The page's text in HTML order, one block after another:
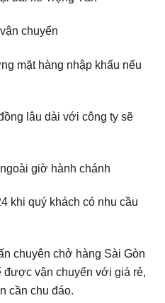
chuyển
mặt hàng nhập khẩu nếu
lâu dài với công ty sẽ
giờ hành chánh
khi quý khách có nhu cầu
chuyên chở hàng Sài Gòn
được vận chuyển với giá rẻ,
cần chu đáo.